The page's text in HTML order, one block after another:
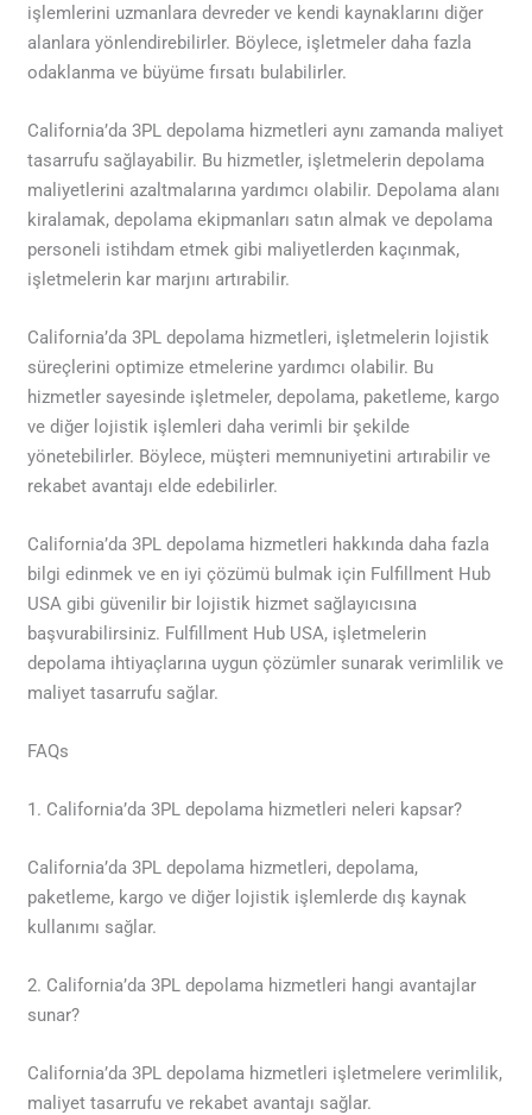
işlemlerini uzmanlara devreder ve kendi kaynaklarını diğer
alanlara yönlendirebilirler. Böylece, işletmeler daha fazla
odaklanma ve büyüme fırsatı bulabilirler.
California’da 3PL depolama hizmetleri aynı zamanda maliyet
tasarrufu sağlayabilir. Bu hizmetler, işletmelerin depolama
maliyetlerini azaltmalarına yardımcı olabilir. Depolama alanı
kiralamak, depolama ekipmanları satın almak ve depolama
personeli istihdam etmek gibi maliyetlerden kaçınmak,
işletmelerin kar marjını artırabilir.
California’da 3PL depolama hizmetleri, işletmelerin lojistik
süreçlerini optimize etmelerine yardımcı olabilir. Bu
hizmetler sayesinde işletmeler, depolama, paketleme, kargo
ve diğer lojistik işlemleri daha verimli bir şekilde
yönetebilirler. Böylece, müşteri memnuniyetini artırabilir ve
rekabet avantajı elde edebilirler.
California’da 3PL depolama hizmetleri hakkında daha fazla
bilgi edinmek ve en iyi çözümü bulmak için Fulfillment Hub
USA gibi güvenilir bir lojistik hizmet sağlayıcısına
başvurabilirsiniz. Fulfillment Hub USA, işletmelerin
depolama ihtiyaçlarına uygun çözümler sunarak verimlilik ve
maliyet tasarrufu sağlar.
FAQs
1. California’da 3PL depolama hizmetleri neleri kapsar?
California’da 3PL depolama hizmetleri, depolama,
paketleme, kargo ve diğer lojistik işlemlerde dış kaynak
kullanımı sağlar.
2. California’da 3PL depolama hizmetleri hangi avantajlar
sunar?
California’da 3PL depolama hizmetleri işletmelere verimlilik,
maliyet tasarrufu ve rekabet avantajı sağlar.